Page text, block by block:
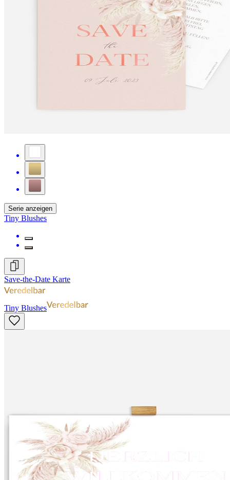
Serie anzeigen
Tiny Blushes
Save-the-Date Karte
Tiny Blushes